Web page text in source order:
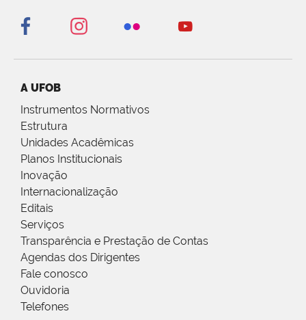
A UFOB
Instrumentos Normativos
Estrutura
Unidades Acadêmicas
Planos Institucionais
Inovação
Internacionalização
Editais
Serviços
Transparência e Prestação de Contas
Agendas dos Dirigentes
Fale conosco
Ouvidoria
Telefones